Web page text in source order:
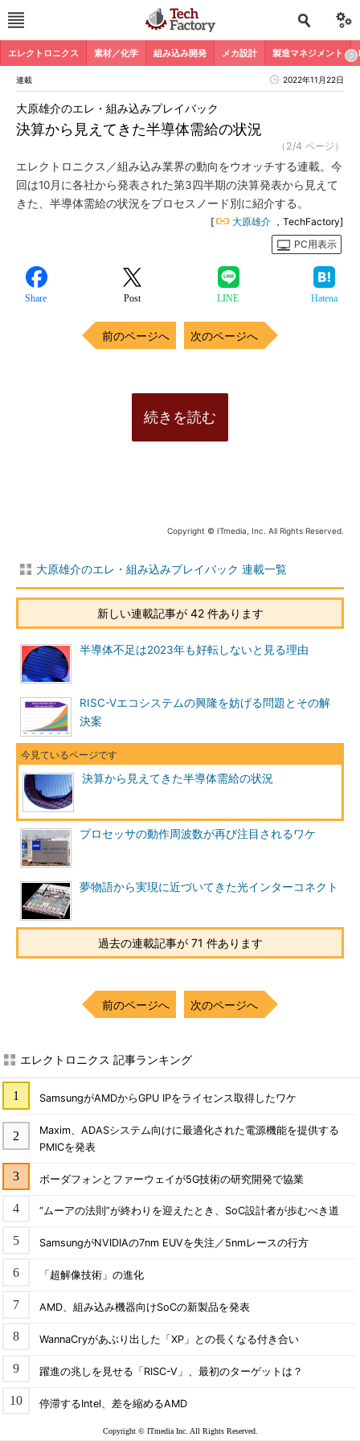
エレクトロニクス 素材／化学 組み込み開発 メカ設計 製造マネジメント
連載 2022年11月22日
決算から見えてきた半導体需給の状況
大原雄介のエレ・組み込みプレイバック
（2/4 ページ）
エレクトロニクス／組み込み業界の動向をウオッチする連載。今
回は10月に各社から発表された第3四半期の決算発表から見えて
きた、半導体需給の状況をプロセスノード別に紹介する。
[ 大原雄介 ，TechFactory]
PC用表示
Share Post LINE Hatena
前のページへ 次のページへ
続きを読む
Copyright © ITmedia, Inc. All Rights Reserved.
大原雄介のエレ・組み込みプレイバック 連載一覧
新しい連載記事が 42 件あります
半導体不足は2023年も好転しないと見る理由
RISC-Vエコシステムの興隆を妨げる問題とその解
決案
決算から見えてきた半導体需給の状況
プロセッサの動作周波数が再び注目されるワケ
夢物語から実現に近づいてきた光インターコネクト
過去の連載記事が 71 件あります
前のページへ 次のページへ
エレクトロニクス 記事ランキング
SamsungがAMDからGPU IPをライセンス取得したワケ
Maxim、ADASシステム向けに最適化された電源機能を提供する
PMICを発表
ボーダフォンとファーウェイが5G技術の研究開発で協業
“ムーアの法則”が終わりを迎えたとき、SoC設計者が歩むべき道
SamsungがNVIDIAの7nm EUVを失注／5nmレースの行方
「超解像技術」の進化
AMD、組み込み機器向けSoCの新製品を発表
WannaCryがあぶり出した「XP」との長くなる付き合い
躍進の兆しを見せる「RISC-V」、最初のターゲットは？
停滞するIntel、差を縮めるAMD
Copyright © ITmedia Inc. All Rights Reserved.